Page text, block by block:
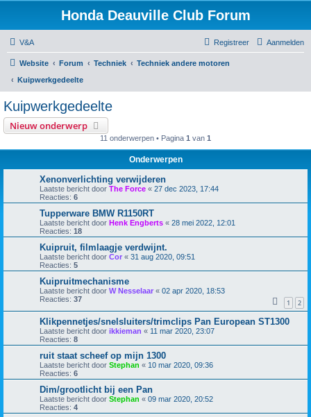
Honda Deauville Club Forum
V&A Aanmelden
Registreer
Website Forum Techniek
Techniek andere motoren
Kuipwerkgedeelte
Kuipwerkgedeelte
Nieuw onderwerp
11 onderwerpen • Pagina 1 van 1
Onderwerpen
Xenonverlichting verwijderen
Laatste bericht door The Force « 27 dec 2023, 17:44
Reacties: 6
Tupperware BMW R1150RT
Laatste bericht door Henk Engberts « 28 mei 2022, 12:01
Reacties: 18
Kuipruit, filmlaagje verdwijnt.
Laatste bericht door Cor « 31 aug 2020, 09:51
Reacties: 5
Kuipruitmechanisme
Laatste bericht door W Nesselaar « 02 apr 2020, 18:53
Reacties: 37 1 2
Klikpennetjes/snelsluiters/trimclips Pan European ST1300
Laatste bericht door ikkieman « 11 mar 2020, 23:07
Reacties: 8
ruit staat scheef op mijn 1300
Laatste bericht door Stephan « 10 mar 2020, 09:36
Reacties: 6
Dim/grootlicht bij een Pan
Laatste bericht door Stephan « 09 mar 2020, 20:52
Reacties: 4